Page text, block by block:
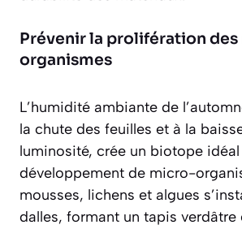
Prévenir la prolifération
organismes
L’humidité ambiante de
la chute des feuilles et à la
luminosité, crée un biotope
développement de micro-
mousses, lichens et algues
dalles, formant un tapis verdâtre